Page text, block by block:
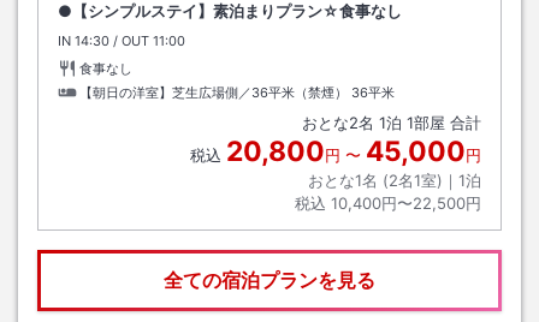
●【シンプルステイ】素泊まりプラン☆食事なし
IN チェックイン
14:30 / OUT チェックアウト
11:00
食事なし
【朝日の洋室】芝生広場側／36平米（禁煙）
36平米
おとな2名 1泊 1部屋 合計
税込 20,800円 〜 45,000円
おとな1名 (2名1室)｜ 1泊
税込 10,400円〜22,500円
全ての宿泊プランを見る